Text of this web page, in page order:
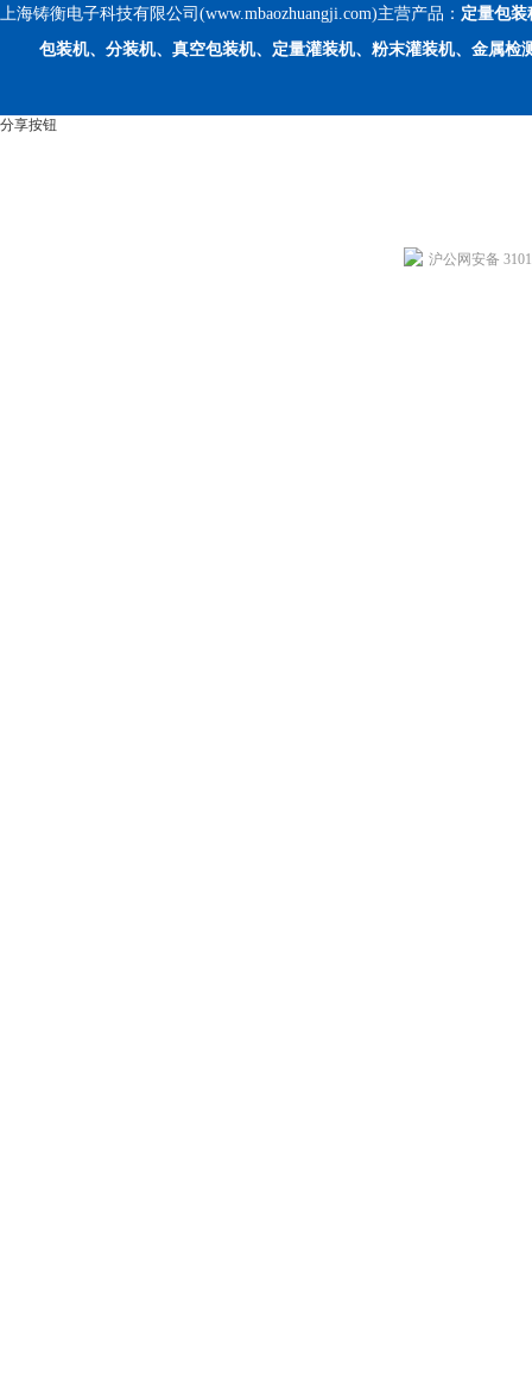
上海铸衡电子科技有限公司(www.mbaozhuangji.com)主营产品： 定量包装
包装机、分装机、真空包装机、定量灌装机、粉末灌装机、金属检
分享按钮
沪公网安备